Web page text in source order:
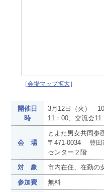
［会場マップ拡大］
開催日
時
3月12日（火）
11：00、交流会
会 場
とよた男女共同参
〒471-0034 豊田
センター２階
対 象
市内在住、在勤の
参加費
無料